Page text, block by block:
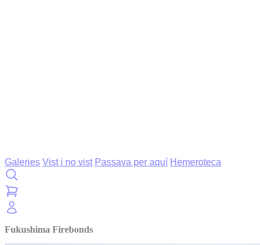
Galeries Vist i no vist Passava per aquí Hemeroteca
Fukushima Firebonds